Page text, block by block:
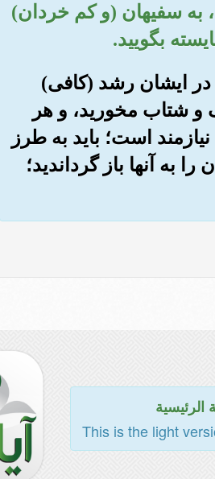
به سفیهان (و کم خردان)
بگویید.
در ایشان رشد (کافی)
و شتاب مخورید، و هر
است؛ باید به طرز
به آنها باز گرداندید؛
الرئيسية
This is the light